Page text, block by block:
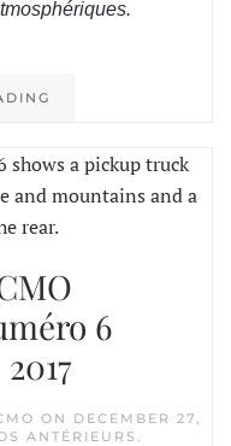
6
ON DECEMBER 27,
ANTÉRIEURS .